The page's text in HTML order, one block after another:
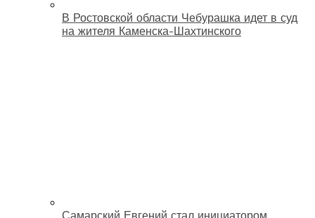
В Ростовской области Чебурашка идет в суд
на жителя Каменска-Шахтинского